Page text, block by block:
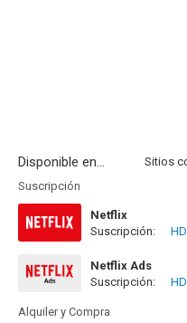
Disponible en...
Suscripción
Netflix
Suscripción:
HD
Netflix Ads
Suscripción:
HD
Alquiler y Compra